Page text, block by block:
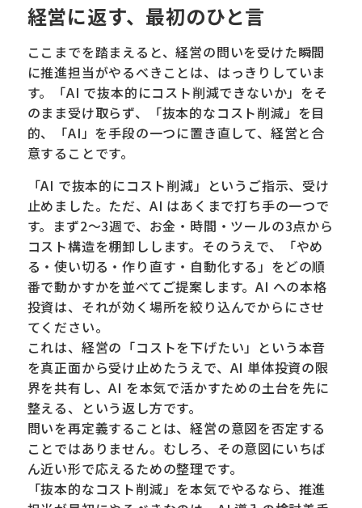
経営に返す、最初のひと言
ここまでを踏まえると、経営の問いを受けた瞬間
に推進担当がやるべきことは、はっきりしていま
す。「AI で抜本的にコスト削減できないか」をそ
のまま受け取らず、「抜本的なコスト削減」を目
的、「AI」を手段の一つに置き直して、経営と合
意することです。
「AI で抜本的にコスト削減」というご指示、受け
止めました。ただ、AI はあくまで打ち手の一つで
す。まず2〜3週で、お金・時間・ツールの3点から
コスト構造を棚卸しします。そのうえで、「やめ
る・使い切る・作り直す・自動化する」をどの順
番で動かすかを並べてご提案します。AI への本格
投資は、それが効く場所を絞り込んでからにさせ
てください。
これは、経営の「コストを下げたい」という本音
を真正面から受け止めたうえで、AI 単体投資の限
界を共有し、AI を本気で活かすための土台を先に
整える、という返し方です。
問いを再定義することは、経営の意図を否定する
ことではありません。むしろ、その意図にいちば
ん近い形で応えるための整理です。
「抜本的なコスト削減」を本気でやるなら、推進